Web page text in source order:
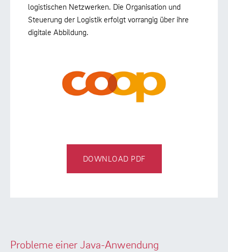
logistischen Netzwerken. Die Organisation und
Steuerung der Logistik erfolgt vorrangig über ihre
digitale Abbildung.
DOWNLOAD PDF
Probleme einer Java-Anwendung